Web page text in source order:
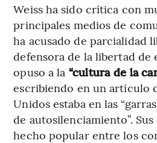
Weiss ha sido crítica con
principales medios de
ha acusado de parcialidad
defensora de la libertad de
opuso a la “cultura de la
escribiendo en un artículo
Unidos estaba en las
de autosilenciamiento”.
hecho popular entre los